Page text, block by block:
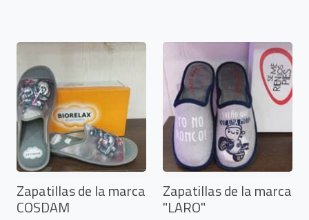
Zapatillas de la marca
COSDAM
Zapatillas de la marca
"LARO"